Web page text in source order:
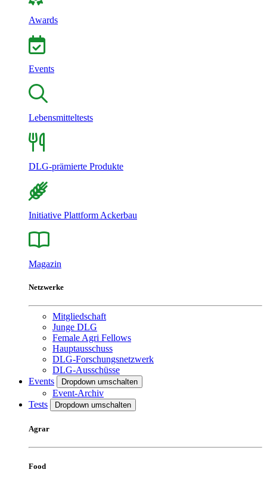
Awards
Events
Lebensmitteltests
DLG-prämierte Produkte
Initiative Plattform Ackerbau
Magazin
Netzwerke
Mitgliedschaft
Junge DLG
Female Agri Fellows
Hauptausschuss
DLG-Forschungsnetzwerk
DLG-Ausschüsse
Events
Dropdown umschalten
Event-Archiv
Tests
Dropdown umschalten
Agrar
Food